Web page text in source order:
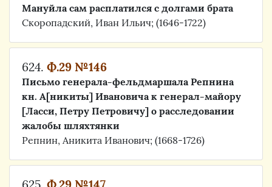
Мануйла сам расплатился с долгами брата
Скоропадский, Иван Ильич; (1646-1722)
624. Ф.29 №146
Письмо генерала-фельдмаршала Репнина
кн. А[никиты] Ивановича к генерал-майору
[Ласси, Петру Петровичу] о расследовании
жалобы шляхтянки
Репнин, Аникита Иванович; (1668-1726)